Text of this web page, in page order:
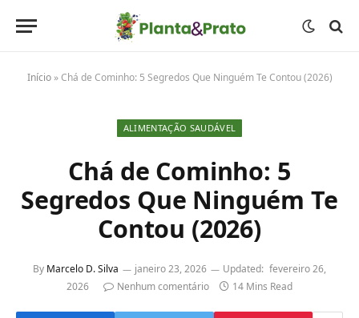
Início»Chá de Cominho: 5 Segredos Que Ninguém Te Contou (2026)
ALIMENTAÇÃO SAUDÁVEL
Chá de Cominho: 5
Segredos Que Ninguém Te
Contou (2026)
By Marcelo D. Silva janeiro 23, 2026 Updated: fevereiro 26,
2026
Nenhum comentário 14 Mins Read